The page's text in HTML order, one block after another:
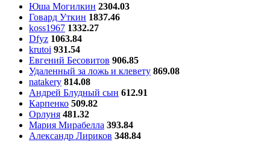
Юша Могилкин 2304.03
Говард Уткин 1837.46
koss1967 1332.27
Dfyz 1063.84
krutoi 931.54
Евгений Бесовитов 906.85
Удаленный за ложь и клевету 869.08
natakery 814.08
Андрей Блудный сын 612.91
Карпенко 509.82
Орлуня 481.32
Мария Мирабелла 393.84
Александр Лириков 348.84